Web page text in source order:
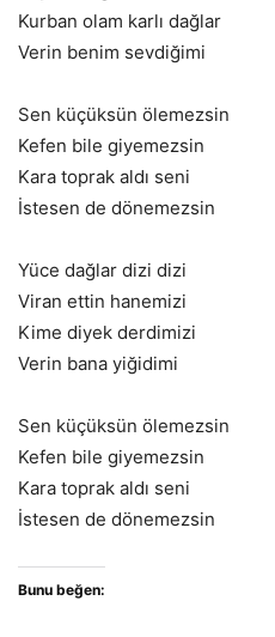
Kurban olam karlı dağlar
Verin benim sevdiğimi
Sen küçüksün ölemezsin
Kefen bile giyemezsin
Kara toprak aldı seni
İstesen de dönemezsin
Yüce dağlar dizi dizi
Viran ettin hanemizi
Kime diyek derdimizi
Verin bana yiğidimi
Sen küçüksün ölemezsin
Kefen bile giyemezsin
Kara toprak aldı seni
İstesen de dönemezsin
Bunu beğen: